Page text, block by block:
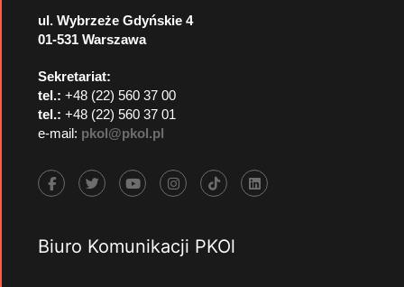
ul. Wybrzeże Gdyńskie 4
01-531 Warszawa
Sekretariat:
tel.: +48 (22) 560 37 00
tel.: +48 (22) 560 37 01
e-mail: pkol@pkol.pl
Biuro Komunikacji PKOl